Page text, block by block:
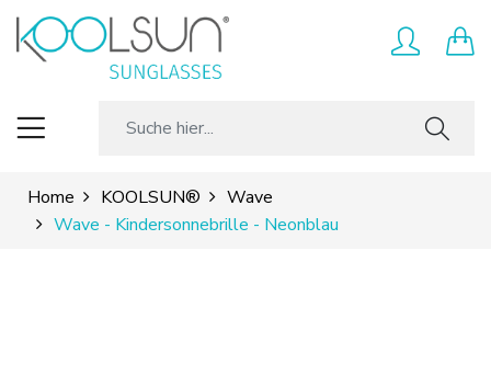
Home KOOLSUN®
Wave
Wave - Kindersonnebrille - Neonblau